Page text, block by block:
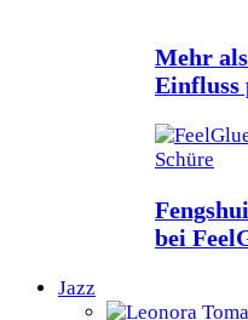
Mehr
Einfluss
bei
Jazz